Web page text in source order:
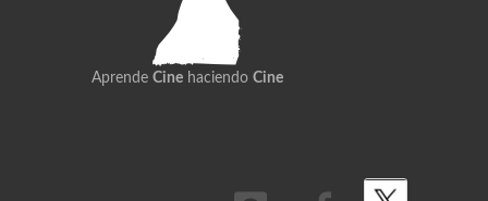
Aprende Cine haciendo Cine